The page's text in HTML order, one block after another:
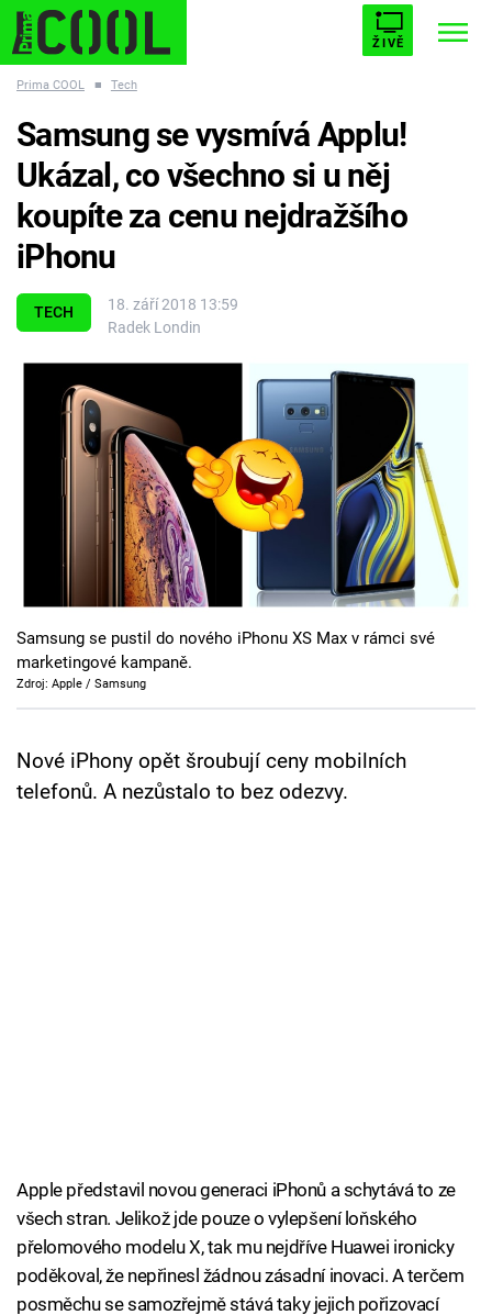
ŽIVĚ
ESCAPE PLNEJ KOTEL AVENGERS 5
Témata
Seriály
Hry
Cool Esport
Pořady
Sledujte prima+
Prima COOL ■ Tech
TECH
18. září 2018 13:59
Radek Londin
Samsung se vysmívá Applu!
Ukázal, co všechno si u něj
koupíte za cenu nejdražšího
iPhonu
Samsung se pustil do nového iPhonu XS Max v rámci své
marketingové kampaně.
Zdroj: Apple / Samsung
Nové iPhony opět šroubují ceny mobilních
telefonů. A nezůstalo to bez odezvy.
Apple představil novou generaci iPhonů a schytává to ze
všech stran. Jelikož jde pouze o vylepšení loňského
přelomového modelu X, tak mu nejdříve Huawei ironicky
poděkoval, že nepřinesl žádnou zásadní inovaci. A terčem
posměchu se samozřejmě stává taky jejich pořizovací